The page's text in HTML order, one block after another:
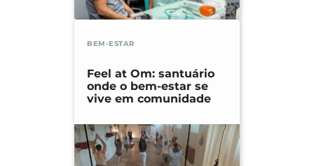
BEM-ESTAR
Feel at Om: santuário
onde o bem-estar se
vive em comunidade